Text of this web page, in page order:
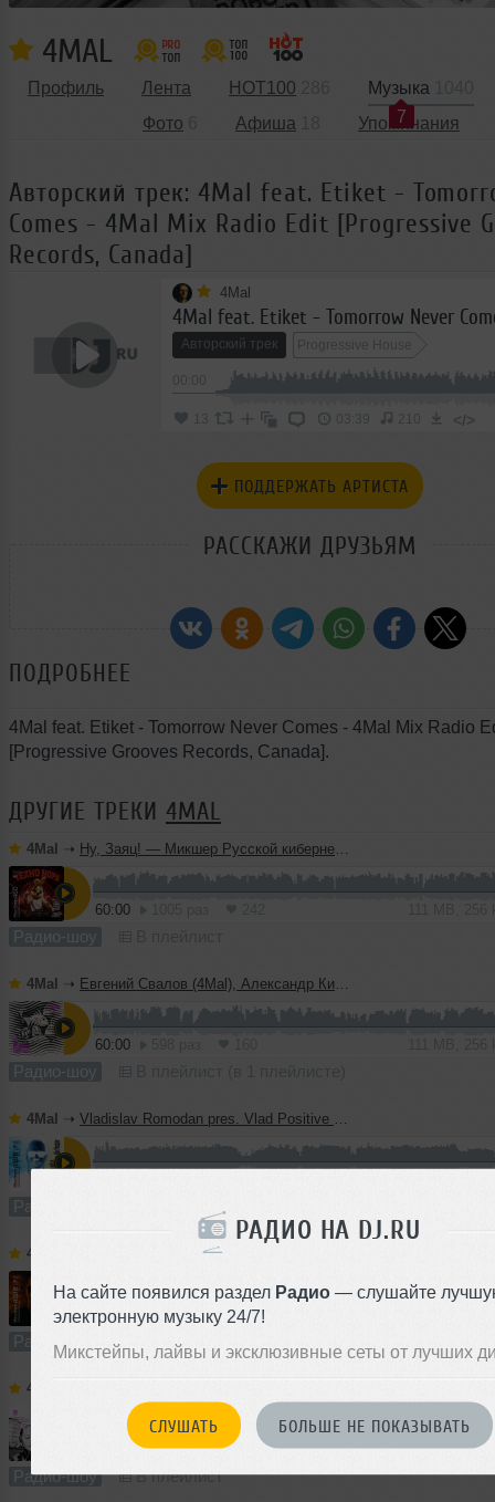
РАДИО НА DJ.RU
На сайте появился раздел Радио — слушайте
электронную музыку 24/7!
Микстейпы, лайвы и эксклюзивные сеты от лучших
СЛУШАТЬ БОЛЬШЕ НЕ ПОКАЗЫВАТЬ
4MAL
Профиль Лента HOT100
Музыка
7
Фото
Афиша Упоминания
Авторский трек: 4Mal feat. Etiket -
Comes - 4Mal Mix Radio Edit [Progressive
Records, Canada]
4Mal
Авторский трек Progressive House
13 03:39 210 </>
ПОДДЕРЖАТЬ АРТИСТА
РАССКАЖИ ДРУЗЬЯМ
ПОДРОБНЕЕ
4Mal feat. Etiket - Tomorrow Never Comes - 4Mal Mix Radio
[Progressive Grooves Records, Canada].
ДРУГИЕ ТРЕКИ 4MAL
4Mal ➝ Ну, Заяц! — Микшер Русской кибернетики 460 с Евгением Сваловым (4Mal) и Александром Киреевым (22.07.2026)
60:00
Радио-шоу
4Mal ➝ Евгений Свалов (4Mal), Александр Киреев — Русская кибернетика 725 (22.07.2026)
60:00
Радио-шоу
4Mal ➝ Vladislav Romodan pres. Vlad Positive — Микшер Русской кибернетики 459, Part 2, с Евгением Сваловым (4Mal) и Александром Киреевым (15.07.2026)
Радио-шоу
4Mal Vladislav Romodan pres. Vlad Positive — Микшер Русской кибернетики 459, Part 1, с Евгением Сваловым (4Mal) и Александром Киреевым (15.07.2026)
60:00 718 раз 154
Радио-шоу В плейлист
4Mal
1323 раза 336 1 113 MB, 256
Радио-шоу В плейлист